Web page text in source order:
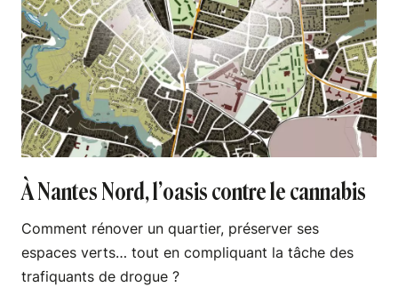
À Nantes Nord, l’oasis contre le cannabis
Comment rénover un quartier, préserver ses
espaces verts… tout en compliquant la tâche des
trafiquants de drogue ?